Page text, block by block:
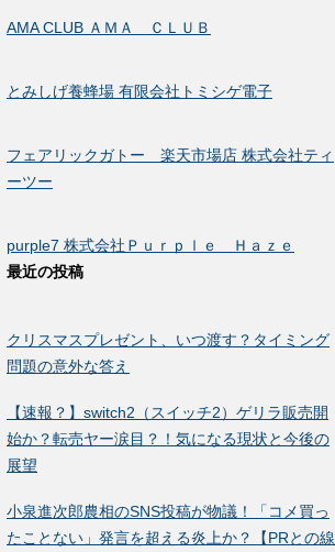
AMA CLUB ＡＭＡ ＣＬＵＢ
とみしげ養蜂場 有限会社トミシゲ電子
フェアリックガトー 楽天市場店 株式会社ティ
ーツー
purple7 株式会社Ｐｕｒｐｌｅ Ｈａｚｅ
最近の投稿
クリスマスプレゼント、いつ渡す？タイミング
問題の意外な答え
【速報？】switch2（スイッチ2）ゲリラ販売開
始か？転売ヤー涙目？！気になる現状と今後の
展望
小泉進次郎農相のSNS投稿が物議！「コメ買っ
たことない」発言を超える炎上か？【PRとの線